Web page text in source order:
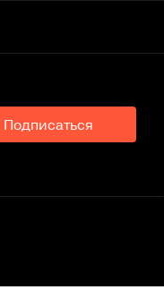
Подписаться